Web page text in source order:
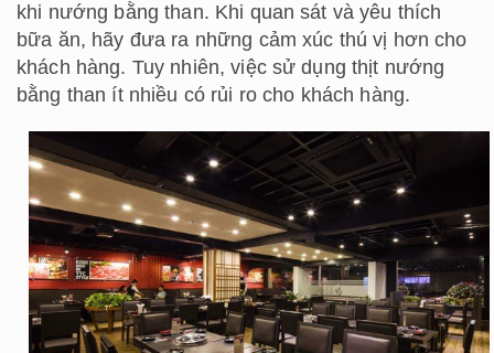
khi nướng bằng than. Khi quan sát và yêu thích
bữa ăn, hãy đưa ra những cảm xúc thú vị hơn cho
khách hàng. Tuy nhiên, việc sử dụng thịt nướng
bằng than ít nhiều có rủi ro cho khách hàng.